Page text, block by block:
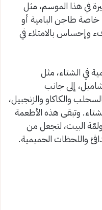
في هذا الموسم، مثل
خاصة طاجن البامية أو
وإحساس بالامتلاء في
في الشتاء، مثل
إلى جانب
والكاكاو والزنجبيل،
وتبقى هذه الأطعمة
البيت، لتجعل من
واللحظات الحميمية.